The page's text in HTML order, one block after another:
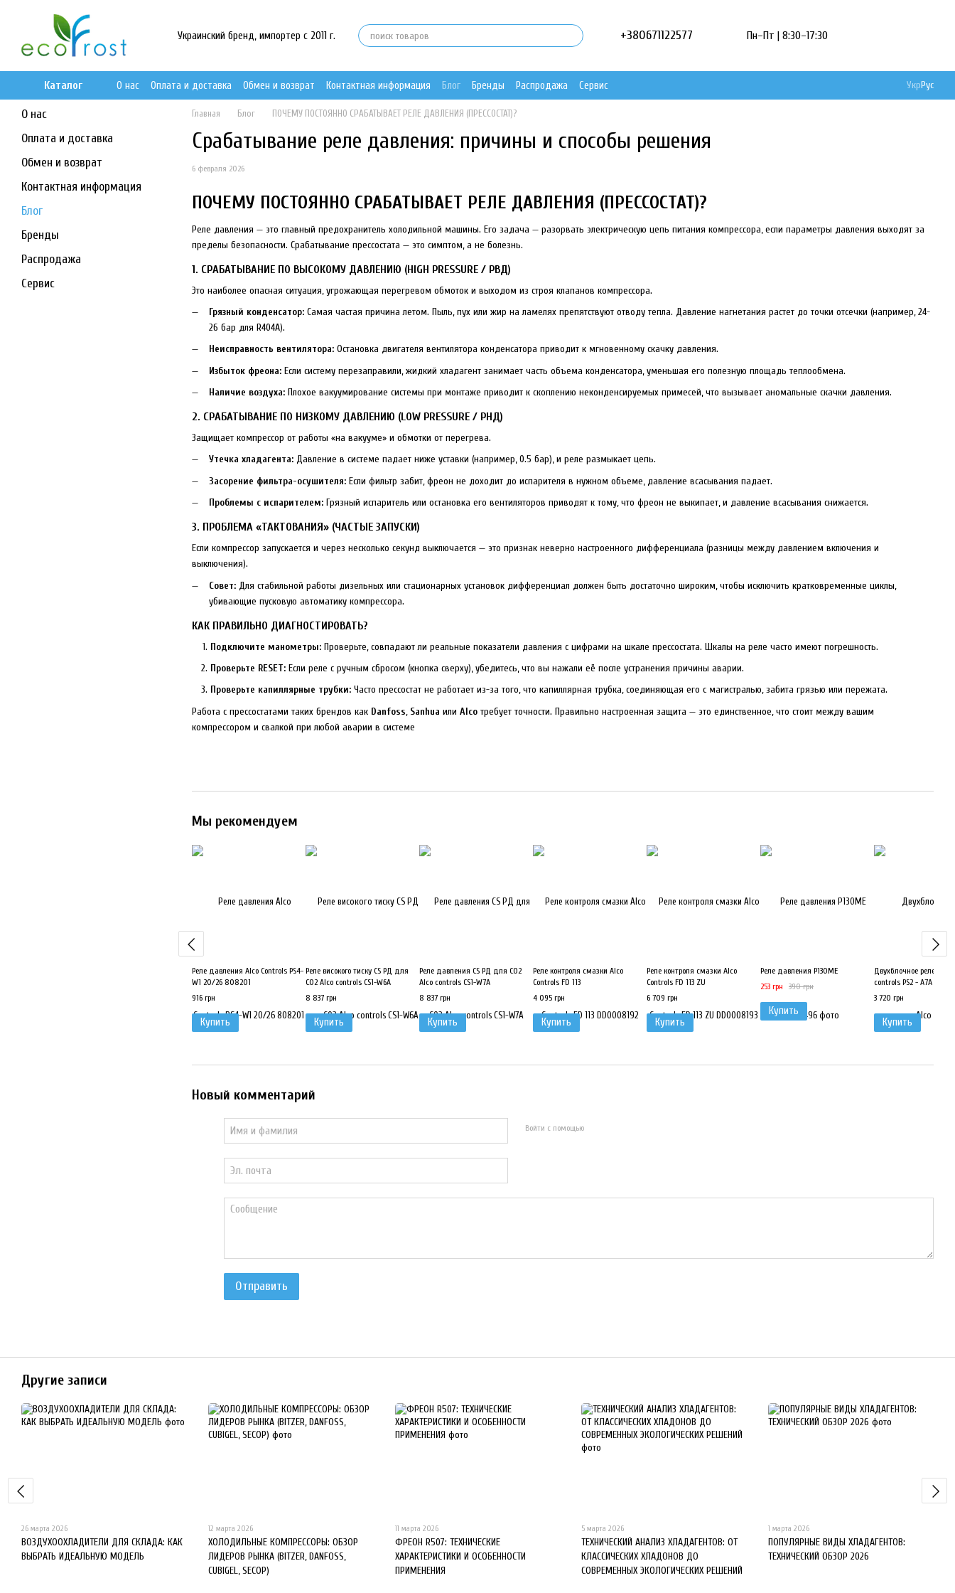
Украинский бренд, импортер с 2011 г. +380671122577 Пн–Пт | 8:30–17:30
Каталог О нас Оплата и доставка Обмен и возврат Контактная информация Блог Бренды Распродажа Сервис УкрРус
Главная Блог ПОЧЕМУ ПОСТОЯННО СРАБАТЫВАЕТ РЕЛЕ ДАВЛЕНИЯ (ПРЕССОСТАТ)?
Срабатывание реле давления: причины и способы решения
6 февраля 2026
ПОЧЕМУ ПОСТОЯННО СРАБАТЫВАЕТ РЕЛЕ ДАВЛЕНИЯ (ПРЕССОСТАТ)?
Реле давления — это главный предохранитель холодильной машины. Его задача — разорвать электрическую цепь питания компрессора, если параметры давления выходят за
пределы безопасности. Срабатывание прессостата — это симптом, а не болезнь.
1. СРАБАТЫВАНИЕ ПО ВЫСОКОМУ ДАВЛЕНИЮ (HIGH PRESSURE / РВД)
Это наиболее опасная ситуация, угрожающая перегревом обмоток и выходом из строя клапанов компрессора.
Грязный конденсатор: Самая частая причина летом. Пыль, пух или жир на ламелях препятствуют отводу тепла. Давление нагнетания растет до точки отсечки (например, 24-
26 бар для R404A).
Неисправность вентилятора: Остановка двигателя вентилятора конденсатора приводит к мгновенному скачку давления.
Избыток фреона: Если систему перезаправили, жидкий хладагент занимает часть объема конденсатора, уменьшая его полезную площадь теплообмена.
Наличие воздуха: Плохое вакуумирование системы при монтаже приводит к скоплению неконденсируемых примесей, что вызывает аномальные скачки давления.
2. СРАБАТЫВАНИЕ ПО НИЗКОМУ ДАВЛЕНИЮ (LOW PRESSURE / РНД)
Защищает компрессор от работы «на вакууме» и обмотки от перегрева.
Утечка хладагента: Давление в системе падает ниже уставки (например, 0.5 бар), и реле размыкает цепь.
Засорение фильтра-осушителя: Если фильтр забит, фреон не доходит до испарителя в нужном объеме, давление всасывания падает.
Проблемы с испарителем: Грязный испаритель или остановка его вентиляторов приводят к тому, что фреон не выкипает, и давление всасывания снижается.
3. ПРОБЛЕМА «ТАКТОВАНИЯ» (ЧАСТЫЕ ЗАПУСКИ)
Если компрессор запускается и через несколько секунд выключается — это признак неверно настроенного дифференциала (разницы между давлением включения и
выключения).
Совет: Для стабильной работы дизельных или стационарных установок дифференциал должен быть достаточно широким, чтобы исключить кратковременные циклы,
убивающие пусковую автоматику компрессора.
КАК ПРАВИЛЬНО ДИАГНОСТИРОВАТЬ?
Подключите манометры: Проверьте, совпадают ли реальные показатели давления с цифрами на шкале прессостата. Шкалы на реле часто имеют погрешность.
Проверьте RESET: Если реле с ручным сбросом (кнопка сверху), убедитесь, что вы нажали её после устранения причины аварии.
Проверьте капиллярные трубки: Часто прессостат не работает из-за того, что капиллярная трубка, соединяющая его с магистралью, забита грязью или пережата.
Работа с прессостатами таких брендов как Danfoss, Sanhua или Alco требует точности. Правильно настроенная защита — это единственное, что стоит между вашим
компрессором и свалкой при любой аварии в системе
Мы рекомендуем
Реле давления Alco Controls PS4-
W1 20/26 808201
916 грн
Купить
Реле високого тиску CS РД для
СО2 Alco controls CS1-W6A
8 837 грн
Купить
Реле давления CS РД для СО2
Alco controls CS1-W7A
8 837 грн
Купить
Реле контроля смазки Alco
Controls FD 113
4 095 грн
Купить
Реле контроля смазки Alco
Controls FD 113 ZU
6 709 грн
Купить
Реле давления P130ME
253 грн
390 грн
Купить
Двухблочное реле
controls PS2 - A7A
3 720 грн
Купить
Новый комментарий
Войти с помощью
Отправить
О нас
Оплата и доставка
Обмен и возврат
Контактная информация
Блог
Бренды
Распродажа
Сервис
Другие записи
26 марта 2026
ВОЗДУХООХЛАДИТЕЛИ ДЛЯ СКЛАДА: КАК
ВЫБРАТЬ ИДЕАЛЬНУЮ МОДЕЛЬ
12 марта 2026
ХОЛОДИЛЬНЫЕ КОМПРЕССОРЫ: ОБЗОР
ЛИДЕРОВ РЫНКА (BITZER, DANFOSS,
CUBIGEL, SECOP)
11 марта 2026
ФРЕОН R507: ТЕХНИЧЕСКИЕ
ХАРАКТЕРИСТИКИ И ОСОБЕННОСТИ
ПРИМЕНЕНИЯ
5 марта 2026
ТЕХНИЧЕСКИЙ АНАЛИЗ ХЛАДАГЕНТОВ: ОТ
КЛАССИЧЕСКИХ ХЛАДОНОВ ДО
СОВРЕМЕННЫХ ЭКОЛОГИЧЕСКИХ РЕШЕНИЙ
1 марта 2026
ПОПУЛЯРНЫЕ ВИДЫ ХЛАДАГЕНТОВ:
ТЕХНИЧЕСКИЙ ОБЗОР 2026